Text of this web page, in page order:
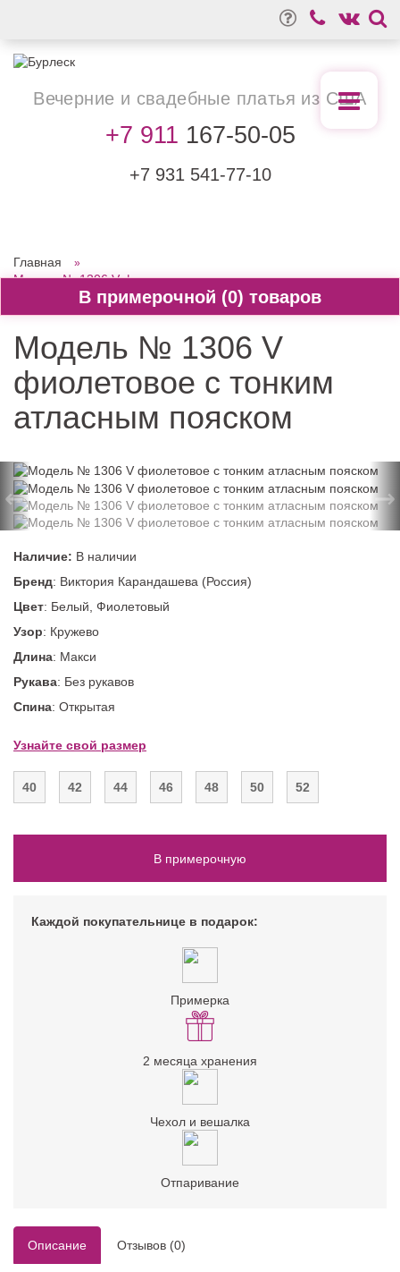
0
Вечерние и свадебные платья из США
+7 911 167-50-05
+7 931 541-77-10
Главная
Модель № 1306 V фиолетовое с тонким атласным пояском
Модель № 1306 V
фиолетовое с тонким
атласным пояском
← →
Наличие: В наличии
Бренд: Виктория Карандашева (Россия)
Цвет: Белый, Фиолетовый
Узор: Кружево
Длина: Макси
Рукава: Без рукавов
Спина: Открытая
Узнайте свой размер
40 42 44 46 48 50 52
В примерочную
Каждой покупательнице в подарок:
Примерка
2 месяца хранения
Чехол и вешалка
Отпаривание
Описание Отзывов (0)